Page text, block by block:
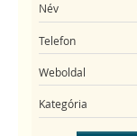
Név
Telefon
Weboldal
Kategória